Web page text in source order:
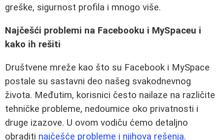
greške, sigurnost profila i mnogo više.
Najčešći problemi na Facebooku i MySpaceu i
kako ih rešiti
Društvene mreže kao što su Facebook i MySpace
postale su sastavni deo našeg svakodnevnog
života. Međutim, korisnici često nailaze na različite
tehničke probleme, nedoumice oko privatnosti i
druge izazove. U ovom vodiču ćemo detaljno
obraditi najčešće probleme i njihova rešenja.